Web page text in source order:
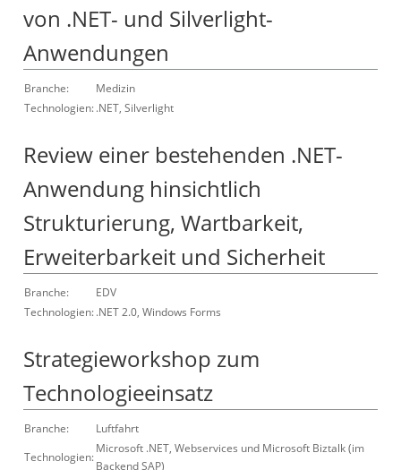
von .NET- und Silverlight-
Anwendungen
Branche:
Medizin
Technologien:.NET, Silverlight
Review einer bestehenden .NET-
Anwendung hinsichtlich
Strukturierung, Wartbarkeit,
Erweiterbarkeit und Sicherheit
Branche:
EDV
Technologien:.NET 2.0, Windows Forms
Strategieworkshop zum
Technologieeinsatz
Branche:
Luftfahrt
Technologien:
Microsoft .NET, Webservices und Microsoft Biztalk (im
Backend SAP)